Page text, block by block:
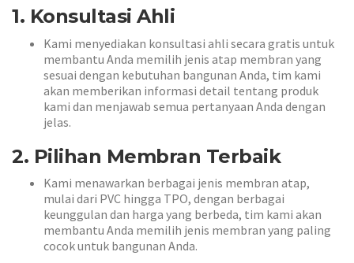
1. Konsultasi Ahli
Kami menyediakan konsultasi ahli secara gratis untuk
membantu Anda memilih jenis atap membran yang
sesuai dengan kebutuhan bangunan Anda, tim kami
akan memberikan informasi detail tentang produk
kami dan menjawab semua pertanyaan Anda dengan
jelas.
2. Pilihan Membran Terbaik
Kami menawarkan berbagai jenis membran atap,
mulai dari PVC hingga TPO, dengan berbagai
keunggulan dan harga yang berbeda, tim kami akan
membantu Anda memilih jenis membran yang paling
cocok untuk bangunan Anda.